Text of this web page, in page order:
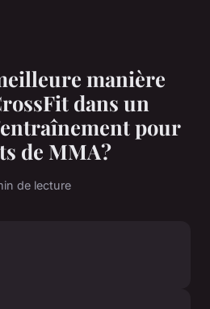
manière
dans un
pour
de MMA?
de lecture